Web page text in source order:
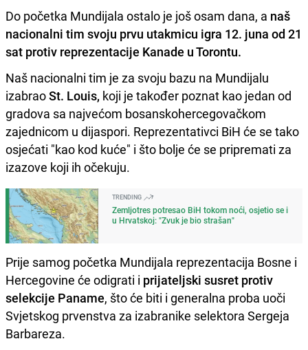
Do početka Mundijala ostalo je još osam dana, a naš
nacionalni tim svoju prvu utakmicu igra 12. juna od 21
sat protiv reprezentacije Kanade u Torontu.
Naš nacionalni tim je za svoju bazu na Mundijalu
izabraoSt. Louis, koji je također poznat kao jedan od
gradova sa najvećom bosanskohercegovačkom
zajednicom u dijaspori. Reprezentativci BiH će se tako
osjećati "kao kod kuće" i što bolje će se pripremati za
izazove koji ih očekuju.
TRENDING
Zemljotres potresao BiH tokom noći, osjetio se i
u Hrvatskoj: "Zvuk je bio strašan"
Prije samog početka Mundijala reprezentacija Bosne i
Hercegovine će odigrati i prijateljski susret protiv
selekcije Paname, što će biti i generalna proba uoči
Svjetskog prvenstva za izabranike selektora Sergeja
Barbareza.